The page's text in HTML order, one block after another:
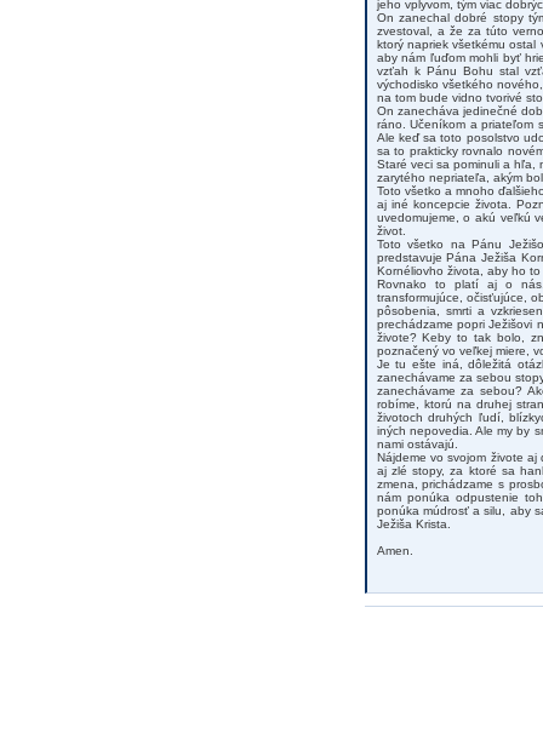
jeho vplyvom, tým viac
On zanechal dobré stopy
zvestoval, a že za túto
ktorý napriek všetkému
aby nám ľuďom mohli byť
vzťah k Pánu Bohu stal
východisko všetkého
na tom bude vidno tvorivé
On zanecháva jedinečné
ráno. Učeníkom a priateľom
Ale keď sa toto posolstvo
sa to prakticky rovnalo
Staré veci sa pominuli a hľa,
zarytého nepriateľa, akým
Toto všetko a mnoho
aj iné koncepcie života.
uvedomujeme, o akú veľkú
život.
Toto všetko na Pánu
predstavuje Pána Ježiša
Kornéliovho života, aby ho
Rovnako to platí aj o
transformujúce, očisťujúce,
pôsobenia, smrti a
prechádzame popri Ježišovi
živote? Keby to tak bolo,
poznačený vo veľkej miere,
Je tu ešte iná, dôležitá
zanechávame za sebou
zanechávame za sebou?
robíme, ktorú na druhej
životoch druhých ľudí,
iných nepovedia. Ale my by
nami ostávajú.
Nájdeme vo svojom živote
aj zlé stopy, za ktoré sa
zmena, prichádzame s
nám ponúka odpustenie
ponúka múdrosť a silu, aby
Ježiša Krista.
Amen.